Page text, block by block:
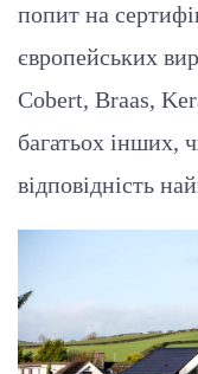
попит на
європейських
Cobert, Braas,
багатьох інших,
відповідність